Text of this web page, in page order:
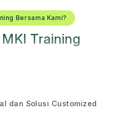
Bersama Kami?
Training
dan Solusi Customized